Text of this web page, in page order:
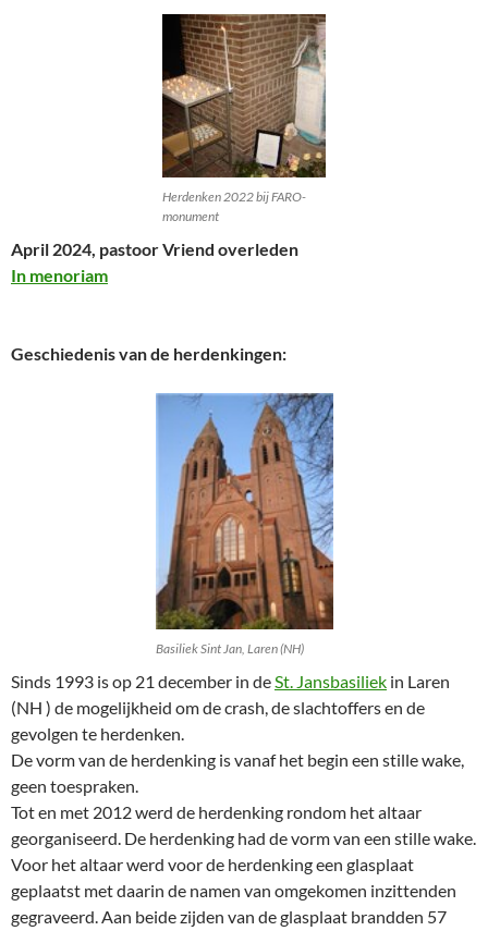
Herdenken 2022 bij FARO-
monument
April 2024, pastoor Vriend overleden
In menoriam
Geschiedenis van de herdenkingen:
Basiliek Sint Jan, Laren (NH)
Sinds 1993 is op 21 december in deSt. Jansbasiliek in Laren
(NH ) de mogelijkheid om de crash, de slachtoffers en de
gevolgen te herdenken.
De vorm van de herdenking is vanaf het begin een stille wake,
geen toespraken.
Tot en met 2012 werd de herdenking rondom het altaar
georganiseerd. De herdenking had de vorm van een stille wake.
Voor het altaar werd voor de herdenking een glasplaat
geplaatst met daarin de namen van omgekomen inzittenden
gegraveerd. Aan beide zijden van de glasplaat brandden 57